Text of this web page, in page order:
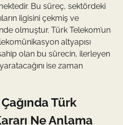
Bu süreç, sektördeki
ilgisini çekmiş ve
olmuştur. Türk Telekom’un
altyapısı
olan bu sürecin, ilerleyen
ise zaman
Türk
Ne Anlama